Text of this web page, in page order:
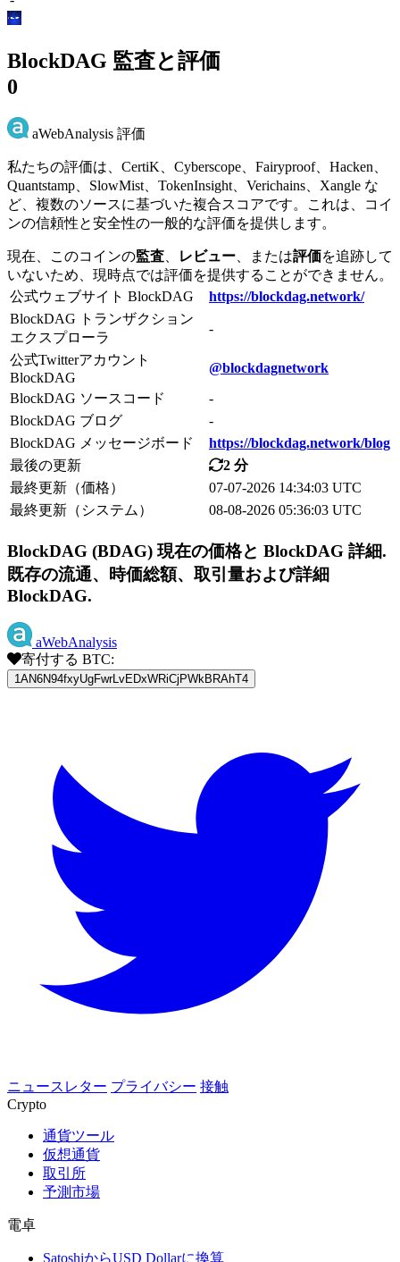
BlockDAG 監査と評価
0
aWebAnalysis 評価
私たちの評価は、CertiK、Cyberscope、Fairyproof、Hacken、
Quantstamp、SlowMist、TokenInsight、Verichains、Xangle な
ど、複数のソースに基づいた複合スコアです。これは、コイ
ンの信頼性と安全性の一般的な評価を提供します。
現在、このコインの監査 レビュー 、または評価を追跡して
いないため、現時点では評価を提供することができません。
公式ウェブサイト BlockDAG
https://blockdag.network/
BlockDAG トランザクション
エクスプローラ
-
公式Twitterアカウント
BlockDAG
@blockdagnetwork
BlockDAG ソースコード
-
BlockDAG ブログ
-
BlockDAG メッセージボード
https://blockdag.network/blog
最後の更新
2 分
最終更新（価格）
07-07-2026 14:34:03 UTC
最終更新（システム）
08-08-2026 05:36:03 UTC
BlockDAG (BDAG) 現在の価格と BlockDAG 詳細.
既存の流通、時価総額、取引量および詳細
BlockDAG.
aWebAnalysis
寄付する BTC:
1AN6N94fxyUgFwrLvEDxWRiCjPWkBRAhT4
ニュースレター プライバシー 接触
Crypto
通貨ツール
仮想通貨
取引所
予測市場
電卓
SatoshiからUSD Dollarに換算